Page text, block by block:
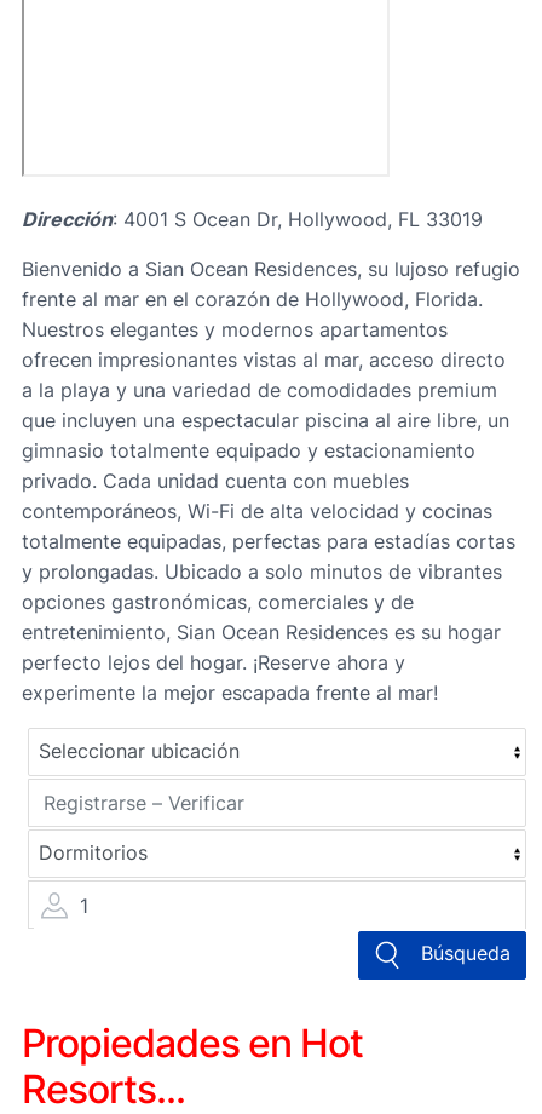
Dirección: 4001 S Ocean Dr, Hollywood, FL 33019
Bienvenido a Sian Ocean Residences, su lujoso refugio
frente al mar en el corazón de Hollywood, Florida.
Nuestros elegantes y modernos apartamentos
ofrecen impresionantes vistas al mar, acceso directo
a la playa y una variedad de comodidades premium
que incluyen una espectacular piscina al aire libre, un
gimnasio totalmente equipado y estacionamiento
privado. Cada unidad cuenta con muebles
contemporáneos, Wi-Fi de alta velocidad y cocinas
totalmente equipadas, perfectas para estadías cortas
y prolongadas. Ubicado a solo minutos de vibrantes
opciones gastronómicas, comerciales y de
entretenimiento, Sian Ocean Residences es su hogar
perfecto lejos del hogar. ¡Reserve ahora y
experimente la mejor escapada frente al mar!
1
Búsqueda
Propiedades en Hot
Resorts...